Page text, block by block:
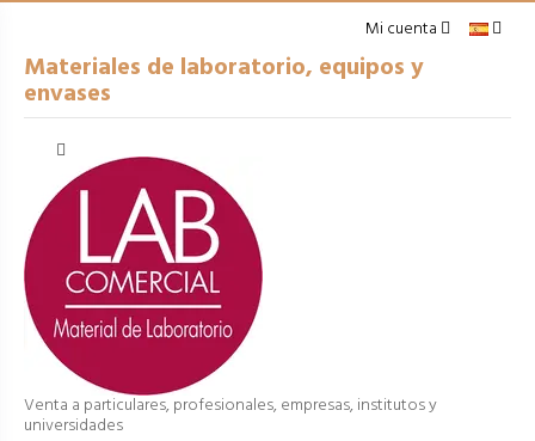
Mi cuenta
Materiales de laboratorio, equipos y
envases
Cerrar
arrow_right
USO GENERAL
arrow_right
ENVASES
arrow_right
EQUIPOS
arrow_right
VOLUMÉTRICO
arrow_right
PROCESOS
Venta a particulares, profesionales, empresas, institutos y
universidades